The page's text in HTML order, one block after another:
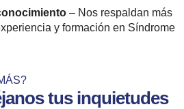
– Nos respaldan más
y formación en Síndrome
tus inquietudes